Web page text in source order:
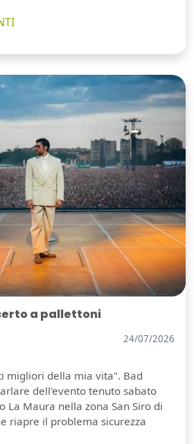
a pallettoni
24/07/2026
migliori della mia vita". Bad
dell'evento tenuto sabato
La Maura nella zona San Siro di
riapre il problema sicurezza